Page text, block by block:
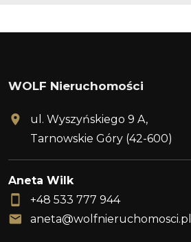
WOLF Nieruchomości
ul. Wyszyńskiego 9 A,
Tarnowskie Góry (42-600)
Aneta Wilk
+48 533 777 944
aneta@wolfnieruchomosci.pl